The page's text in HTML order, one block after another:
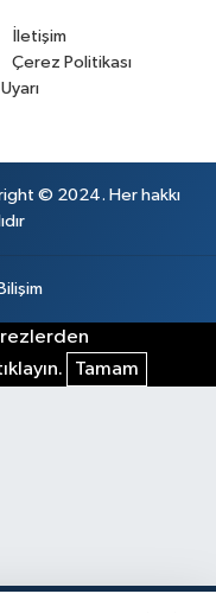
İletişim
Çerez Politikası
© 2024. Her hakkı
Tamam